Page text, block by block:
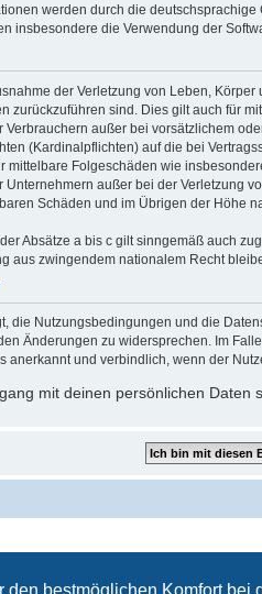
werden durch die deutschsprachige
insbesondere die Verwendung der
der Verletzung von Leben,
zurückzuführen sind. Dies gilt auch für
Verbrauchern außer bei vorsätzlichem
(Kardinalpflichten) auf die bei
mittelbare Folgeschäden wie
Unternehmern außer bei der Verletzung
Schäden und im Übrigen der Höhe
Absätze a bis c gilt sinngemäß auch
aus zwingendem nationalem Recht
die Nutzungsbedingungen und die
Änderungen zu widersprechen. Im
anerkannt und verbindlich, wenn der
mit deinen persönlichen Daten